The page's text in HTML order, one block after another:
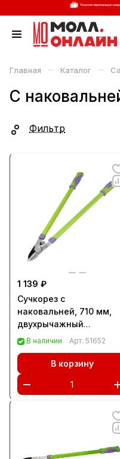
Главная – Каталог –
С
Фильтр
1 139 ₽
Сучкорез с
наковальней, 710 мм,
двухрычажный
механизм,
рукоятки, Palisad
(60520)
В наличии Арт. 51652
В корзину